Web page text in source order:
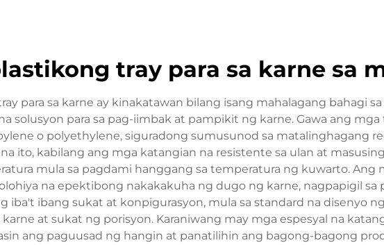
tray para sa karne sa
para sa karne ay kinakatawan bilang isang mahalagang bahagi
solusyon para sa pag-iimbak at pampikit ng karne. Gawa ang
o polyethylene, siguradong sumusunod sa matalinghagang
ito, kabilang ang mga katangian na resistente sa ulan at
mula sa pagdami hanggang sa temperatura ng kuwarto. Ang
na epektibong nakakakuha ng dugo ng karne, nagpapigil
iba't ibang sukat at konpigurasyon, mula sa standard na disenyo
at sukat ng porisyon. Karaniwang may mga espesyal na
ang paguusad ng hangin at panatilihin ang bagong-bagong